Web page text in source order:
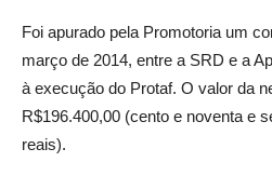
Foi apurado pela Promotoria um
março de 2014, entre a SRD e a
à execução do Protaf. O valor da
R$196.400,00 (cento e noventa e
reais).